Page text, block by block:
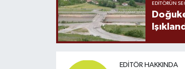
EDITÖRÜN
EDITÖR HAKKINDA